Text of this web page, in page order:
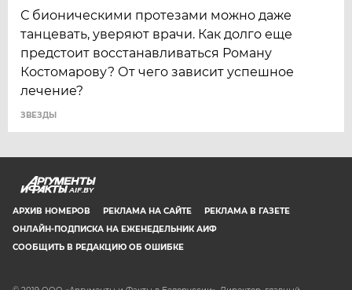
С бионическими протезами можно даже
танцевать, уверяют врачи. Как долго еще
предстоит восстанавливаться Роману
Костомарову? От чего зависит успешное
лечение?
ЗВЕЗДЫ
AIF.BY
АРХИВ НОМЕРОВ РЕКЛАМА НА САЙТЕ
РЕКЛАМА В ГАЗЕТЕ
ОНЛАЙН-ПОДПИСКА НА ЕЖЕНЕДЕЛЬНИК АИФ
СООБЩИТЬ В РЕДАКЦИЮ ОБ ОШИБКЕ